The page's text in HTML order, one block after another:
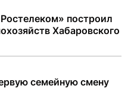
построил
Хабаровского
семейную смену